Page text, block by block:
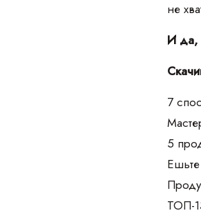
не
И да,
7
5
ТОП-